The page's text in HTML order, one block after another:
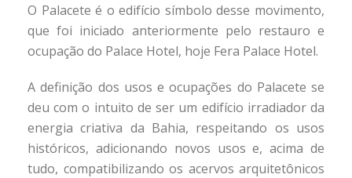
O Palacete é o edifício símbolo desse movimento,
que foi iniciado anteriormente pelo restauro e
ocupação do Palace Hotel, hoje Fera Palace Hotel.
A definição dos usos e ocupações do Palacete se
deu com o intuito de ser um edifício irradiador da
energia criativa da Bahia, respeitando os usos
históricos, adicionando novos usos e, acima de
tudo, compatibilizando os acervos arquitetônicos